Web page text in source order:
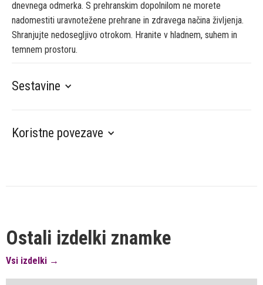
dnevnega odmerka. S prehranskim dopolnilom ne morete
nadomestiti uravnotežene prehrane in zdravega načina življenja.
Shranjujte nedosegljivo otrokom. Hranite v hladnem, suhem in
temnem prostoru.
Sestavine
Koristne povezave
Ostali izdelki znamke
Vsi izdelki →